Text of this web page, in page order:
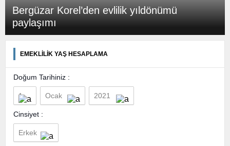
Bergüzar Korel’den evlilik yıldönümü
paylaşımı
EMEKLİLİK YAŞ HESAPLAMA
Doğum Tarihiniz :
Cinsiyet :